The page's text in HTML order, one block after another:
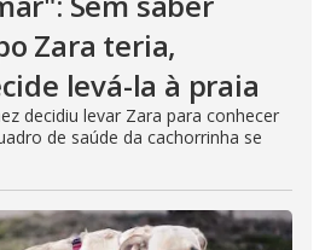
Zara teria,
levá-la à praia
decidiu levar Zara para conhecer
de saúde da cachorrinha se